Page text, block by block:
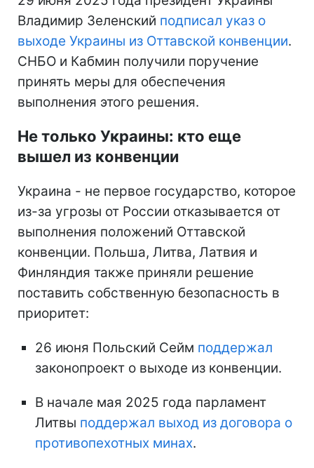
Владимир Зеленский подписал указ о
выходе Украины из Оттавской конвенции.
СНБО и Кабмин получили поручение
принять меры для обеспечения
выполнения этого решения.
Не только Украины: кто еще
вышел из конвенции
Украина - не первое государство, которое
из-за угрозы от России отказывается от
выполнения положений Оттавской
конвенции. Польша, Литва, Латвия и
Финляндия также приняли решение
поставить собственную безопасность в
приоритет:
26 июня Польский Сейм поддержал
законопроект о выходе из конвенции.
В начале мая 2025 года парламент
Литвы поддержал выход из договора о
противопехотных минах.